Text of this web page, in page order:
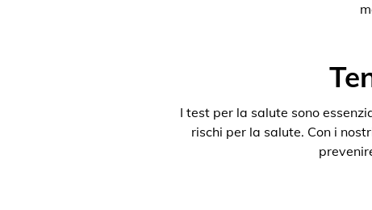
I test per la salute sono
rischi per la salute. Con i